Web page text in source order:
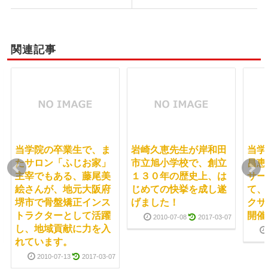
関連記事
当学院の卒業生で、ま
たサロン「ふじお家」
主宰でもある、藤尾美
絵さんが、地元大阪府
堺市で骨盤矯正インス
トラクターとして活躍
し、地域貢献に力を入
れています。
2010-07-13 2017-03-07
岩崎久恵先生が岸和田
市立旭小学校で、創立
１３０年の歴史上、は
じめての快挙を成し遂
げました！
2010-07-08 2017-03-07
当
昌
サ
て
ク
開